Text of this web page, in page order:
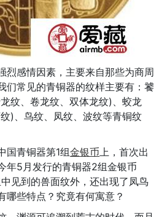
感情因素，主要来自那些为商周
们常见的青铜器的纹样主要有：饕
纹、卷龙纹、双体龙纹)、蛟龙
)、鸟纹、凤纹、波纹等青铜纹
青铜器第1组金银币 上，首次出
年5月发行的青铜器2组金银币
见到的兽面纹外，还出现了凤鸟
哪些特点？究竟有何寓意？